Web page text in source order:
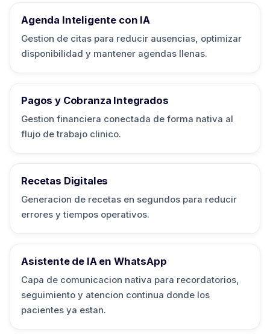
Agenda Inteligente con IA
Gestion de citas para reducir ausencias, optimizar
disponibilidad y mantener agendas llenas.
Pagos y Cobranza Integrados
Gestion financiera conectada de forma nativa al
flujo de trabajo clinico.
Recetas Digitales
Generacion de recetas en segundos para reducir
errores y tiempos operativos.
Asistente de IA en WhatsApp
Capa de comunicacion nativa para recordatorios,
seguimiento y atencion continua donde los
pacientes ya estan.